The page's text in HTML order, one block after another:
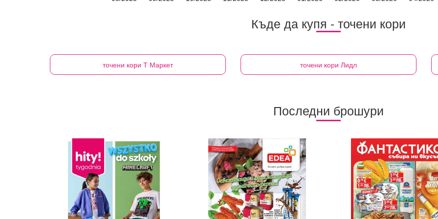
Къде да купя - точени кори
точени кори Т Маркет точени кори Лидл
Последни брошури